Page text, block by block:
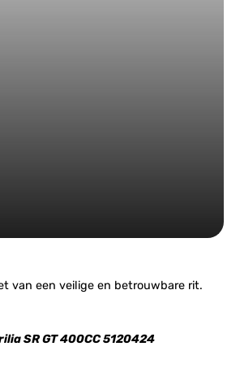
van een veilige en betrouwbare rit.
SR GT 400CC 5120424